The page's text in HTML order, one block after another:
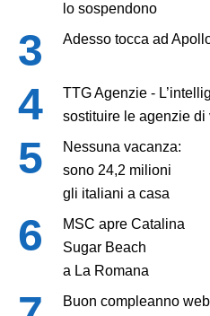
lo sospendono
Adesso tocca ad
TTG Agenzie -
sostituire le agenzie di
Nessuna vacanza:
sono 24,2 milioni
gli italiani a casa
MSC apre Catalina
Sugar Beach
a La Romana
Buon compleanno